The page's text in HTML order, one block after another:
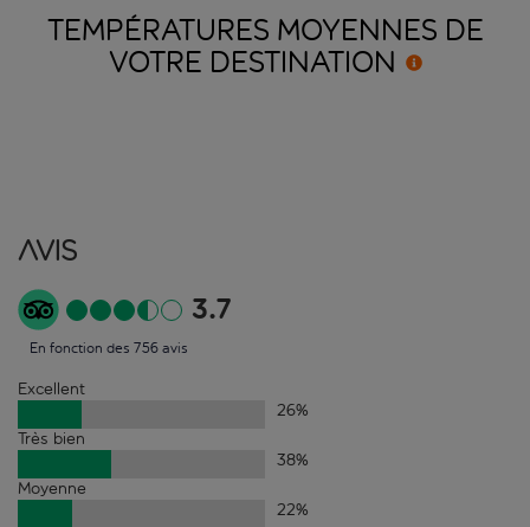
TEMPÉRATURES MOYENNES DE
VOTRE DESTINATION
Avis
3.7
En fonction des 756 avis
Excellent
26%
Très bien
38%
Moyenne
22%